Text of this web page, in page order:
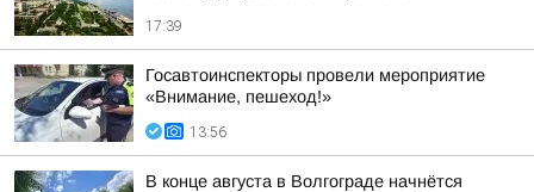
17:39
Госавтоинспекторы провели мероприятие
«Внимание, пешеход!»
13:56
В конце августа в Волгограде начнётся